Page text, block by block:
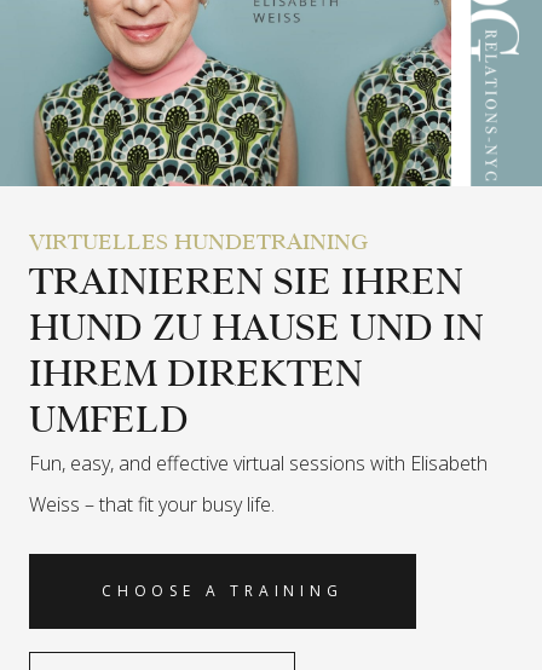
VIRTUELLES HUNDETRAINING
TRAINIEREN SIE IHREN
HUND ZU HAUSE UND IN
IHREM DIREKTEN
UMFELD
Fun, easy, and effective virtual sessions with Elisabeth
Weiss –that fit your busy life.
CHOOSE A TRAINING